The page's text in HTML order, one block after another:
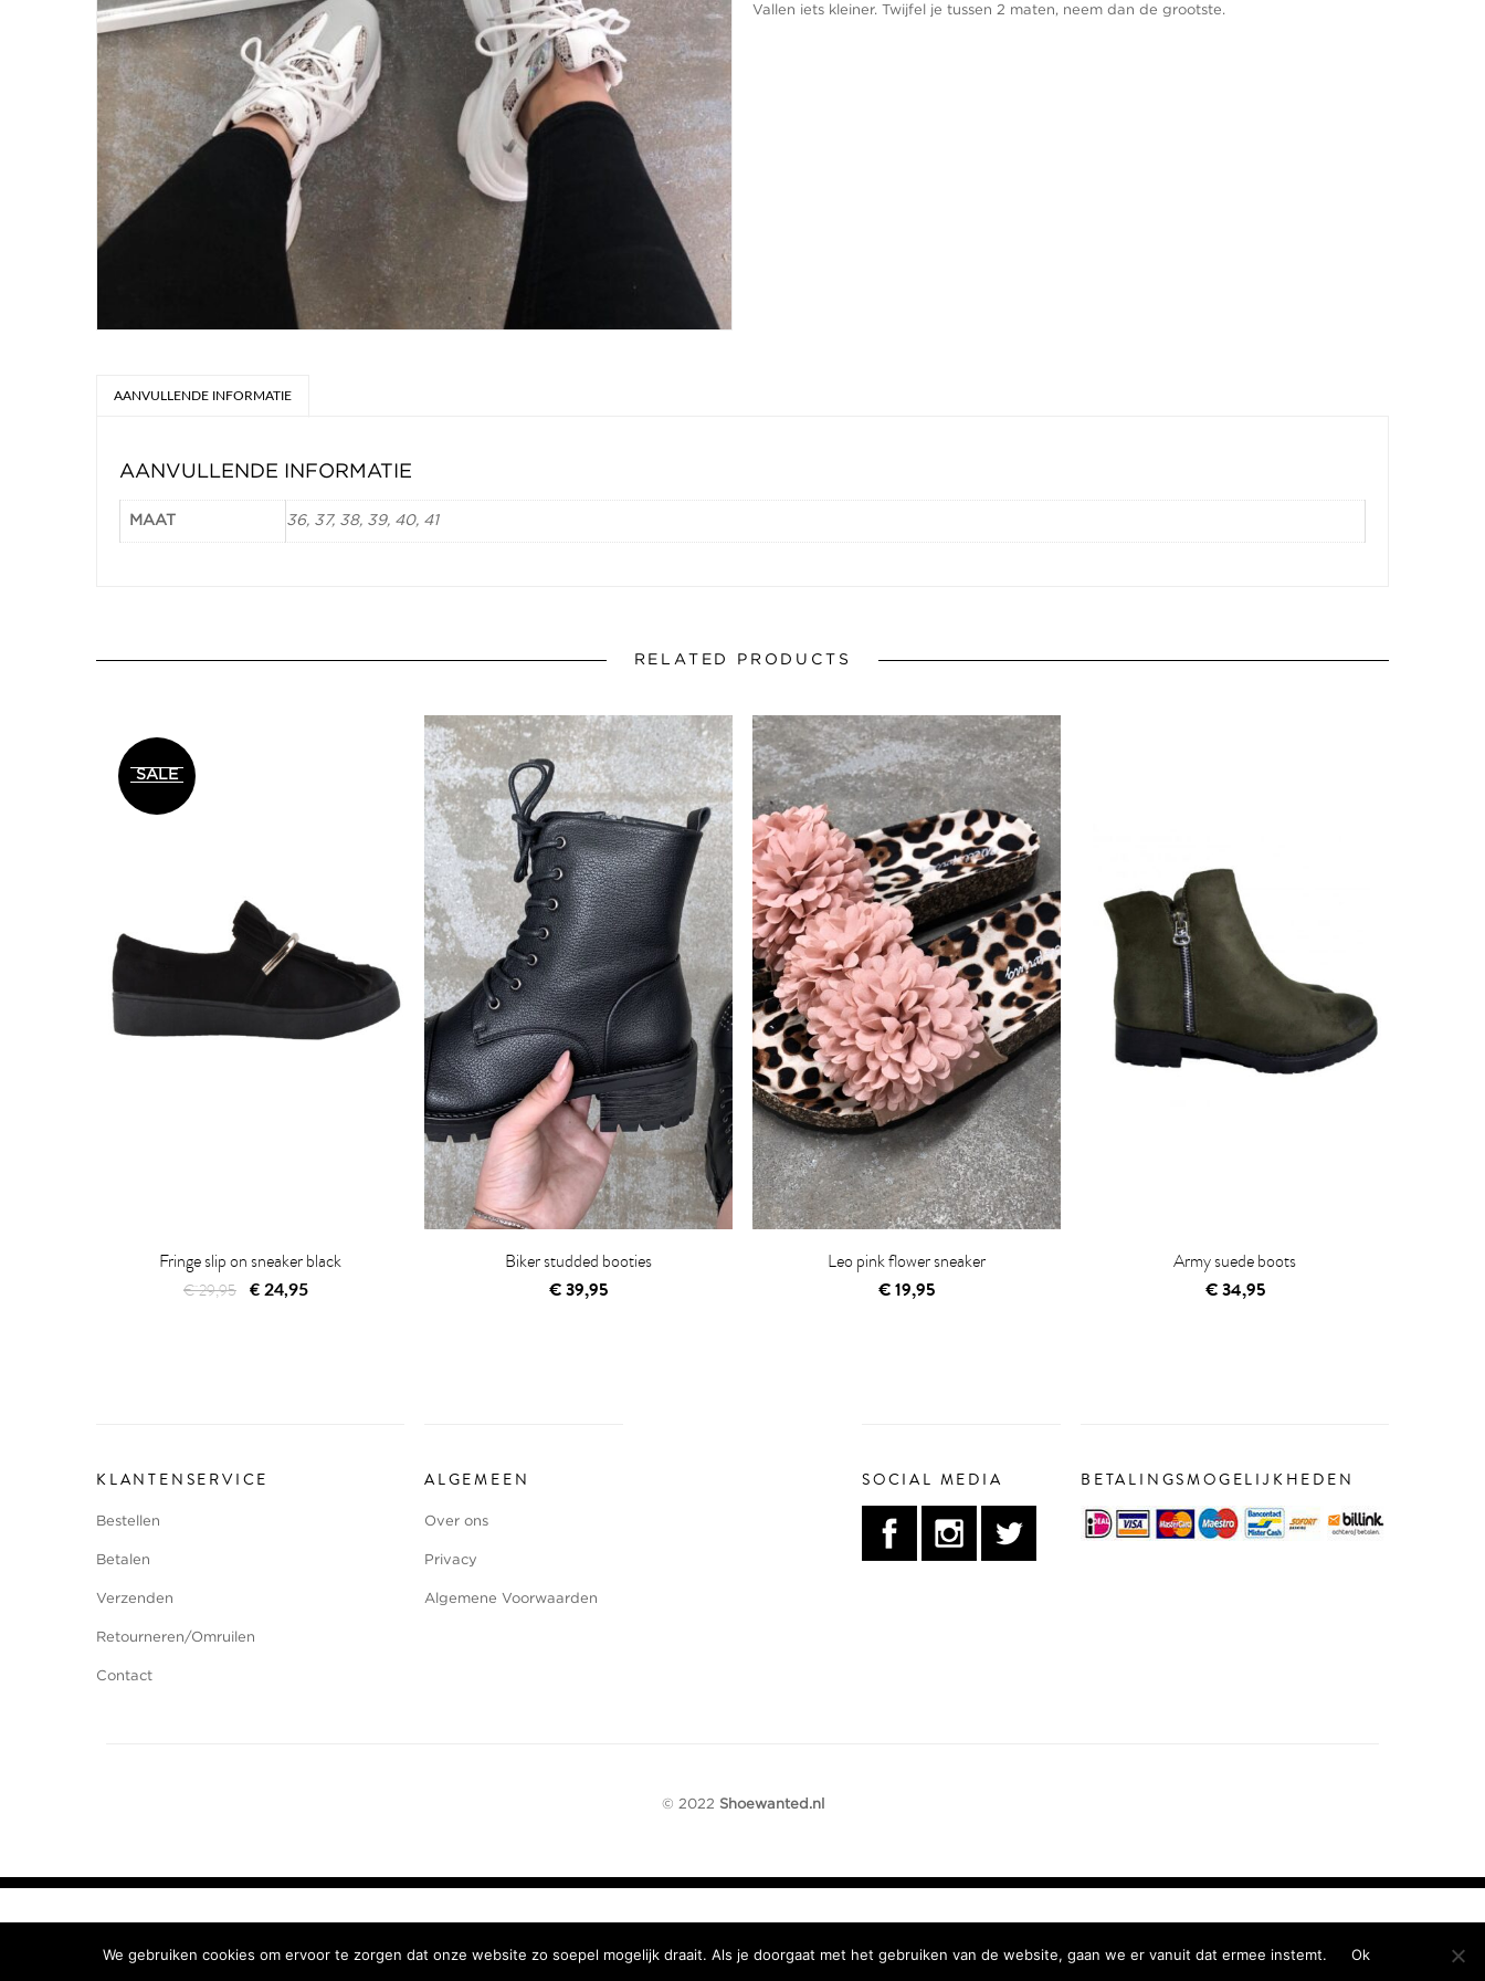
Vallen iets kleiner. Twijfel je tussen 2 maten, neem dan de grootste.
AANVULLENDE INFORMATIE
AANVULLENDE INFORMATIE
MAAT 36, 37, 38, 39, 40, 41
RELATED PRODUCTS
SALE
Fringe slip on sneaker black
€29,95
Oorspronkelijke
€ 24,95
Biker studded booties
€39,95
Leo pink flower sneaker
€19,95
Army suede boots
€34,95
KLANTENSERVICE
Bestellen
Betalen
Verzenden
Retourneren/Omruilen
Contact
ALGEMEEN
Over ons
Privacy
Algemene Voorwaarden
SOCIAL MEDIA BETALINGSMOGELIJKHEDEN
© 2022 Shoewanted.nl
We gebruiken cookies om ervoor te zorgen dat onze website zo soepel mogelijk draait. Als je doorgaat met het gebruiken van de website, gaan we er vanuit dat ermee instemt. Ok